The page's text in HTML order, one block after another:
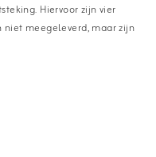
Hiervoor zijn vier
meegeleverd, maar zijn